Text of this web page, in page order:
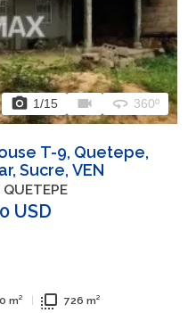
photo_camera 1/15 videocam 360 360º
T-9, Quetepe,
Sucre, VEN
QUETEPE
USD
m² flip_to_front 726 m²